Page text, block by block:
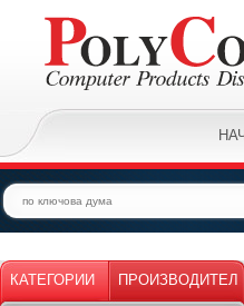
КАТЕГОРИИ ПРОИЗВОДИТЕЛ